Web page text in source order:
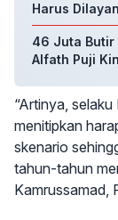
Harus
46 Juta Butir
Alfath Puji
“Artinya,
menitipkan
skenario
tahun-tahun
Kamrussamad,